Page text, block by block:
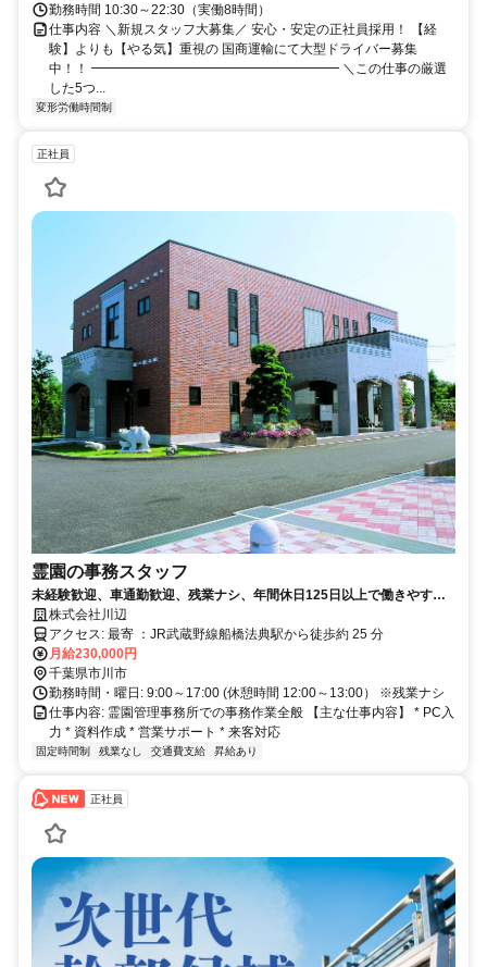
勤務時間 10:30～22:30（実働8時間）
仕事内容 ＼新規スタッフ大募集／ 安心・安定の正社員採用！ 【経
験】よりも【やる気】重視の 国商運輸にて大型ドライバー募集
中！！ ━━━━━━━━━━━━━━━━━━━ ＼この仕事の厳選
した5つ...
変形労働時間制
正社員
霊園の事務スタッフ
未経験歓迎、車通勤歓迎、残業ナシ、年間休日125日以上で働きやすさ
バッチリです！
株式会社川辺
アクセス: 最寄 ：JR武蔵野線船橋法典駅から徒歩約 25 分
月給230,000円
千葉県市川市
勤務時間・曜日: 9:00～17:00 (休憩時間 12:00～13:00） ※残業ナシ
仕事内容: 霊園管理事務所での事務作業全般 【主な仕事内容】 * PC入
力 * 資料作成 * 営業サポート * 来客対応
固定時間制 残業なし 交通費支給 昇給あり
正社員